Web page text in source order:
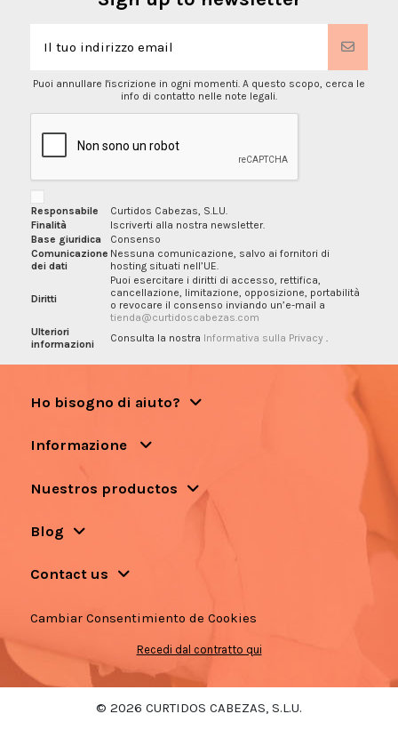
Puoi annullare l'iscrizione in ogni momenti. A questo scopo, cerca le
info di contatto nelle note legali.
Responsabile
Curtidos Cabezas, S.L.U.
Finalità
Iscriverti alla nostra newsletter.
Base giuridica
Consenso
Comunicazione
dei dati
Nessuna comunicazione, salvo ai fornitori di
hosting situati nell’UE.
Diritti
Puoi esercitare i diritti di accesso, rettifica,
cancellazione, limitazione, opposizione, portabilità
o revocare il consenso inviando un’e-mail a
tienda@curtidoscabezas.com
Ulteriori
informazioni
Consulta la nostra Informativa sulla Privacy
Ho bisogno di aiuto?
Informazione
Nuestros productos
Blog
Contact us
Cambiar Consentimiento de Cookies
Recedi dal contratto qui
© 2026 CURTIDOS CABEZAS, S.L.U.